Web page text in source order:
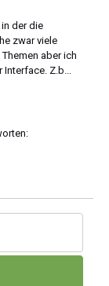
der die
zwar viele
aber ich
Z.b...